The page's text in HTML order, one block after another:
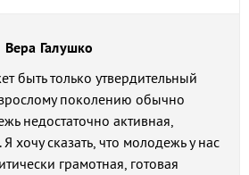
Вера Галушко
быть только утвердительный
поколению обычно
недостаточно активная,
Я хочу сказать, что молодежь у нас
грамотная, готовая